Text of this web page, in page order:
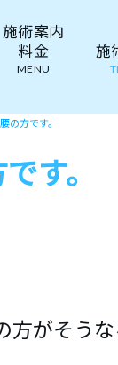
施術案内
料金
MENU
施
の方です。
す。
方がそう